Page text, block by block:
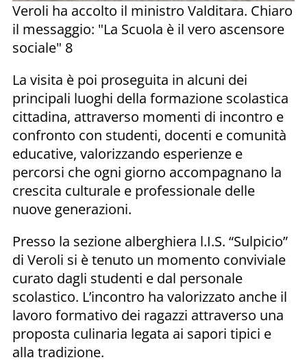
Veroli ha accolto il ministro Valditara. Chiaro
il messaggio: "La Scuola è il vero ascensore
sociale" 8
La visita è poi proseguita in alcuni dei
principali luoghi della formazione scolastica
cittadina, attraverso momenti di incontro e
confronto con studenti, docenti e comunità
educative, valorizzando esperienze e
percorsi che ogni giorno accompagnano la
crescita culturale e professionale delle
nuove generazioni.
Presso la sezione alberghiera l.I.S. “Sulpicio”
di Veroli si è tenuto un momento conviviale
curato dagli studenti e dal personale
scolastico. L’incontro ha valorizzato anche il
lavoro formativo dei ragazzi attraverso una
proposta culinaria legata ai sapori tipici e
alla tradizione.